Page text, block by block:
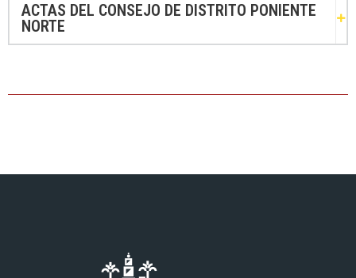
ACTAS DEL CONSEJO DE DISTRITO PONIENTE
NORTE